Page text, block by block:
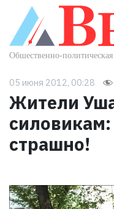
05 июня 2012, 00:28
Жители
страшно!